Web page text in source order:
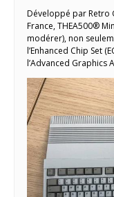
Développé par Retro
France, THEA500®
modérer), non
l’Enhanced Chip Set
l’Advanced Graphics